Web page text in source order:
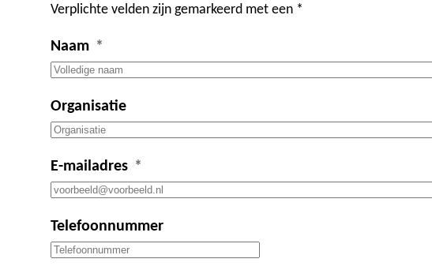
Verplichte velden zijn gemarkeerd met een *
Naam
Organisatie
E-mailadres
Telefoonnummer